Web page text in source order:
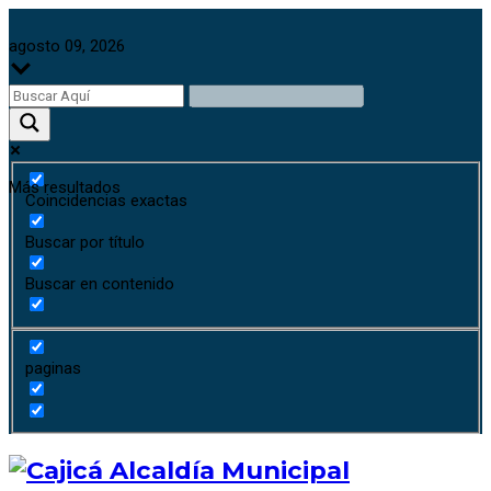
agosto 09, 2026
Más resultados
Coincidencias exactas
Buscar por título
Buscar en contenido
paginas